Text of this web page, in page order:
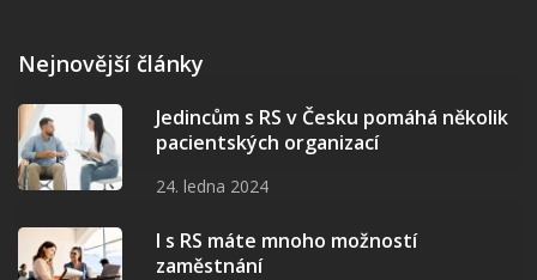
Nejnovější články
Jedincům s RS v Česku pomáhá několik
pacientských organizací
24. ledna 2024
I s RS máte mnoho možností
zaměstnání